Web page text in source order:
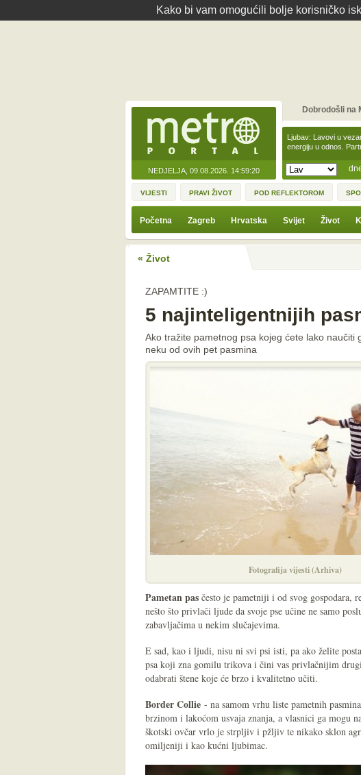
Kako bi vam omogućili bolje korisničko
NEDJELJA, 09.08.2026. 14:59:20
Ljubav: Lavovi u
energiju u odnos.
Dobrodošli na
VIJESTI PRAVI ŽIVOT POD REFLEKTOROM
Početna Zagreb Hrvatska Svijet Život
« Život
ZAPAMTITE :)
5 najinteligentnijih
Ako tražite pametnog psa kojeg ćete lako
neku od ovih pet pasmina
Fotografija vijesti (Arhiva)
Pametan pas često je pametniji i od svog gospodara,
nešto što privlači ljude da svoje pse učine ne samo
zabavljačima u nekim slučajevima.
E sad, kao i ljudi, nisu ni svi psi isti, pa ako želite
psa koji zna gomilu trikova i čini vas privlačnijim
odabrati štene koje će brzo i kvalitetno učiti.
Border Collie - na samom vrhu liste pametnih
brzinom i lakoćom usvaja znanja, a vlasnici ga mogu
škotski ovčar vrlo je strpljiv i pžljiv te nikako sklon
omiljeniji i kao kućni ljubimac.